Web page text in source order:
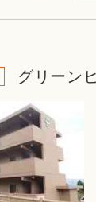
グリーン